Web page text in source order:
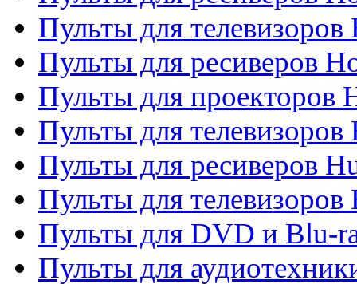
Пульты для
Пульты для ресиверов
Пульты для проекторов
Пульты для телевизоров
Пульты для ресиверов
Пульты для
Пульты для DVD и Blu-
Пульты для